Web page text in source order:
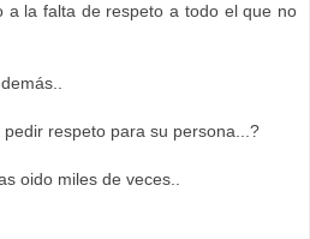
a la falta de respeto a todo el que no
respeto para su persona...?
oido miles de veces..